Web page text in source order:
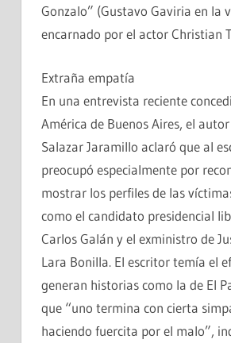
Gonzalo” (Gustavo Gaviria en la
encarnado por el actor Christian
Extraña empatía
En una entrevista reciente
América de Buenos Aires, el
Salazar Jaramillo aclaró que al
preocupó especialmente por
mostrar los perfiles de las
como el candidato presidencial
Carlos Galán y el exministro de
Lara Bonilla. El escritor temía el
generan historias como la de El
que “uno termina con cierta
haciendo fuercita por el malo”,